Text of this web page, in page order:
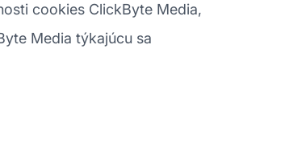
cookies ClickByte Media,
Media týkajúcu sa